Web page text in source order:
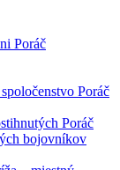
Poráč
Poráč
Poráč
bojovníkov